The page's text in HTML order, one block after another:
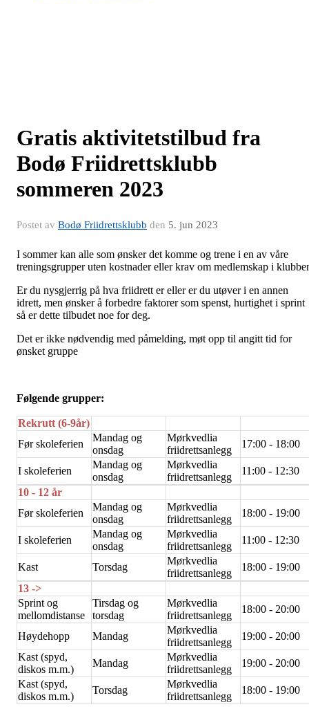
Gratis aktivitetstilbud fra
Bodø Friidrettsklubb
sommeren 2023
Postet av Bodø Friidrettsklubb den 5. jun 2023
I sommer kan alle som ønsker det komme og trene i en av våre
treningsgrupper uten kostnader eller krav om medlemskap i
Er du nysgjerrig på hva friidrett er eller er du utøver i en annen
idrett, men ønsker å forbedre faktorer som spenst, hurtighet i sprint
så er dette tilbudet noe for deg.
Det er ikke nødvendig med påmelding, møt opp til angitt tid for
ønsket gruppe
Følgende grupper:
Rekrutt (6-9år)
Før skoleferien
Mandag og
onsdag
Mørkvedlia
friidrettsanlegg
17:00 - 18:00
I skoleferien
Mandag og
onsdag
Mørkvedlia
friidrettsanlegg
11:00 - 12:30
10 - 12 år
Før skoleferien
Mandag og
onsdag
Mørkvedlia
friidrettsanlegg
18:00 - 19:00
I skoleferien
Mandag og
onsdag
Mørkvedlia
friidrettsanlegg
11:00 - 12:30
Kast Torsdag
Mørkvedlia
friidrettsanlegg
18:00 - 19:00
13 ->
Sprint og
mellomdistanse
Tirsdag og
torsdag
Mørkvedlia
friidrettsanlegg
18:00 - 20:00
Høydehopp Mandag
Mørkvedlia
friidrettsanlegg
19:00 - 20:00
Kast (spyd,
diskos m.m.)
Mandag
Mørkvedlia
friidrettsanlegg
19:00 - 20:00
Kast (spyd,
diskos m.m.)
Torsdag
Mørkvedlia
friidrettsanlegg
18:00 - 19:00